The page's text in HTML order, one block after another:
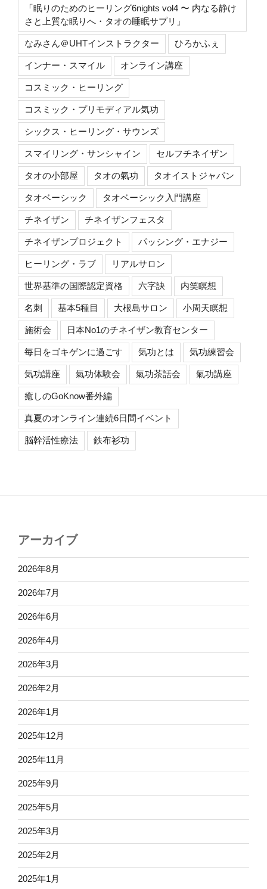
「眠りのためのヒーリング6nights vol4 〜 内なる静け
さと上質な眠りへ・タオの睡眠サプリ」
なみさん＠UHTインストラクター ひろかふぇ
インナー・スマイル オンライン講座
コスミック・ヒーリング
コスミック・プリモディアル気功
シックス・ヒーリング・サウンズ
スマイリング・サンシャイン セルフチネイザン
タオの小部屋 タオの氣功 タオイストジャパン
タオベーシック タオベーシック入門講座
チネイザン チネイザンフェスタ
チネイザンプロジェクト パッシング・エナジー
ヒーリング・ラブ リアルサロン
世界基準の国際認定資格 六字訣 内笑瞑想
名刺 基本5種目 大根島サロン 小周天瞑想
施術会 日本No1のチネイザン教育センター
毎日をゴキゲンに過ごす 気功とは 気功練習会
気功講座 氣功体験会 氣功茶話会 氣功講座
癒しのGoKnow番外編
真夏のオンライン連続6日間イベント
脳幹活性療法 鉄布衫功
アーカイブ
2026年8月
2026年7月
2026年6月
2026年4月
2026年3月
2026年2月
2026年1月
2025年12月
2025年11月
2025年9月
2025年5月
2025年3月
2025年2月
2025年1月